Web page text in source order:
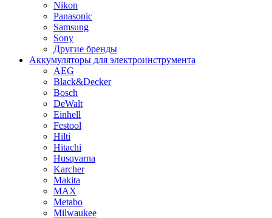
Nikon
Panasonic
Samsung
Sony
Другие бренды
Аккумуляторы для электроинструмента
AEG
Black&Decker
Bosch
DeWalt
Einhell
Festool
Hilti
Hitachi
Husqvarna
Karcher
Makita
MAX
Metabo
Milwaukee